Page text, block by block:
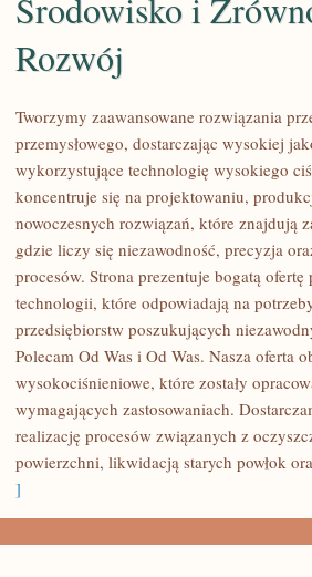
ZRÓWNOWAŻONY
Rozwój
Tworzymy zaawansowane rozwiązania
przemysłowego, dostarczając wysokiej
wykorzystujące technologię wysokiego
koncentruje się na projektowaniu,
nowoczesnych rozwiązań, które znajdują
gdzie liczy się niezawodność, precyzja
procesów. Strona prezentuje bogatą ofertę
technologii, które odpowiadają na
przedsiębiorstw poszukujących
Polecam Od Was i Od Was. Nasza oferta
wysokociśnieniowe, które zostały
wymagających zastosowaniach.
realizację procesów związanych z
powierzchni, likwidacją starych powłok
]